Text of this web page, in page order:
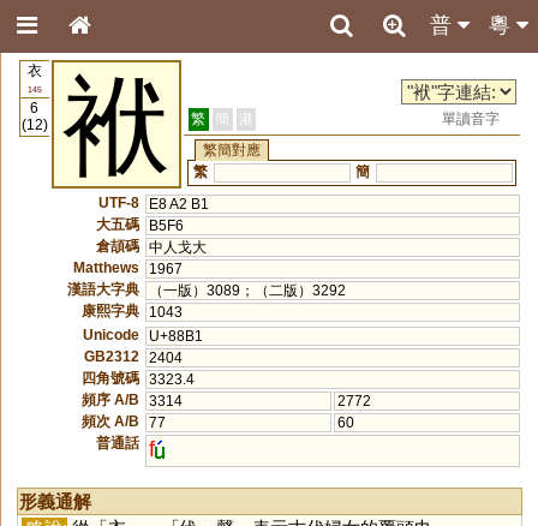
粵
普
衣
145
6
(12)
袱 繁 簡 港
單讀音字
繁簡對應
繁
簡
UTF-8
E8 A2 B1
大五碼
B5F6
倉頡碼 中人戈大
Matthews
1967
漢語大字典
（一版）3089；（二版）3292
康熙字典
1043
Unicode
U+88B1
GB2312
2404
四角號碼 3323.4
頻序 A/B
3314
2772
頻次 A/B
77
60
普通話 f
形義通解